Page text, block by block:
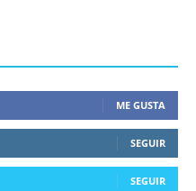
ME GUSTA
SEGUIR
SEGUIR